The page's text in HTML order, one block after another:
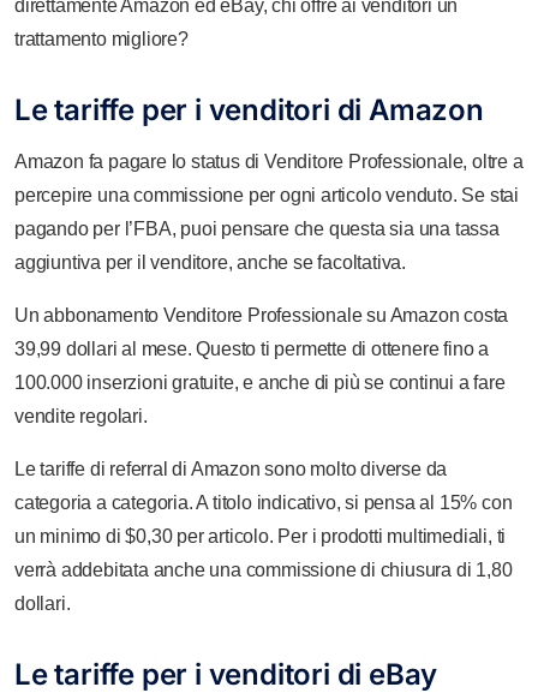
direttamente Amazon ed eBay, chi offre ai venditori un
trattamento migliore?
Le tariffe per i venditori di Amazon
Amazon fa pagare lo status di Venditore Professionale, oltre a
percepire una commissione per ogni articolo venduto. Se stai
pagando per l’FBA, puoi pensare che questa sia una tassa
aggiuntiva per il venditore, anche se facoltativa.
Un abbonamento Venditore Professionale su Amazon costa
39,99 dollari al mese. Questo ti permette di ottenere fino a
100.000 inserzioni gratuite, e anche di più se continui a fare
vendite regolari.
Le tariffe di referral di Amazon sono molto diverse da
categoria a categoria. A titolo indicativo, si pensa al 15% con
un minimo di $0,30 per articolo. Per i prodotti multimediali, ti
verrà addebitata anche una commissione di chiusura di 1,80
dollari.
Le tariffe per i venditori di eBay